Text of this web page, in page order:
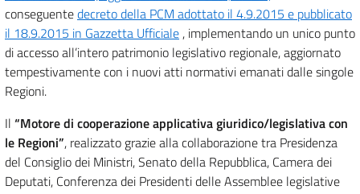
conseguentedecreto della PCM adottato il 4.9.2015 e pubblicato
il 18.9.2015 in Gazzetta Ufficiale , implementando un unico punto
di accesso all’intero patrimonio legislativo regionale, aggiornato
tempestivamente con i nuovi atti normativi emanati dalle singole
Regioni.
Il “Motore di cooperazione applicativa giuridico/legislativa con
le Regioni”, realizzato grazie alla collaborazione tra Presidenza
del Consiglio dei Ministri, Senato della Repubblica, Camera dei
Deputati, Conferenza dei Presidenti delle Assemblee legislative